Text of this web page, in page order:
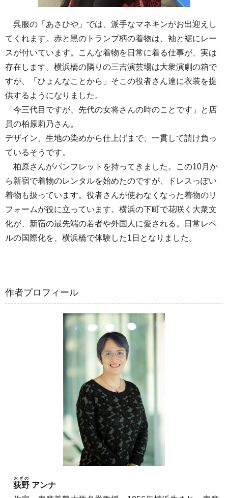
呉服の「あさひや」では、派手なマネキンがお出迎えし
てくれます。赤と黒のトランプ柄の着物は、袖と裾にレー
スが付いています。こんな着物を日常に着る仕事が、実は
存在します。横浜橋の隣りの三吉演芸場は大衆演劇の箱で
すが、「ひょんなことから」そこの役者さん達に衣装を提
供するようになりました。
「今三代目ですが、先代の女将さんの時のことです」と店
員の柏原莉乃さん。
デザイン、生地の染めから仕上げまで、一貫して請け負っ
ているそうです。
柏原さんがパンフレットを持ってきました。この10月か
ら新宿で着物のレンタルを始めたのですが、ドレスっぽい
着物も扱っています。役者さんが使わなくなった着物のリ
フォームが役に立っています。横浜の下町で花咲く大衆文
化が、新宿の最先端の若者や外国人に愛される。日常レベ
ルの国際化を、横浜橋で体験した1日となりました。
作者プロフィール
荻野
おぎの
アンナ